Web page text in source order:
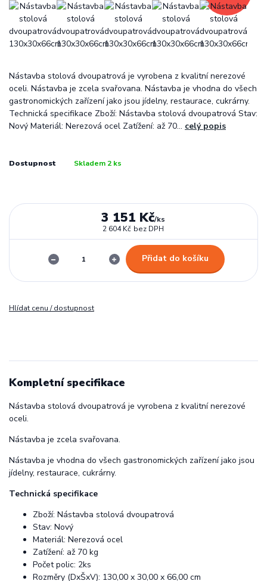
Nástavba stolová dvoupatrová je vyrobena z kvalitní nerezové
oceli. Nástavba je zcela svařovana. Nástavba je vhodna do všech
gastronomických zařízení jako jsou jídelny, restaurace, cukrárny.
Technická specifikace Zboží: Nástavba stolová dvoupatrová Stav:
Nový Materiál: Nerezová ocel Zatížení: až 70... celý popis
Dostupnost Skladem 2 ks
3 151 Kč/ks
2 604 Kč bez DPH
Přidat do košíku
Hlídat cenu / dostupnost
Kompletní specifikace
Nástavba stolová dvoupatrová je vyrobena z kvalitní nerezové
oceli.
Nástavba je zcela svařovana.
Nástavba je vhodna do všech gastronomických zařízení jako jsou
jídelny, restaurace, cukrárny.
Technická specifikace
Zboží: Nástavba stolová dvoupatrová
Stav: Nový
Materiál: Nerezová ocel
Zatížení: až 70 kg
Počet polic: 2ks
Rozměry (DxŠxV): 130,00 x 30,00 x 66,00 cm